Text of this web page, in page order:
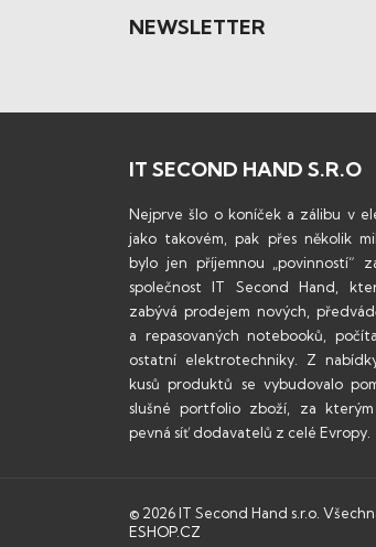
NEWSLETTER
IT SECOND HAND S.R.O
Nejprve šlo o koníček a zálibu v
jako takovém, pak přes několik
bylo jen příjemnou „povinností“
společnost IT Second Hand,
zabývá prodejem nových,
a repasovaných notebooků,
ostatní elektrotechniky. Z
kusů produktů se vybudovalo
slušné portfolio zboží, za
pevná síť dodavatelů z celé Evropy.
© 2026 IT Second Hand s.r.o.
ESHOP.CZ